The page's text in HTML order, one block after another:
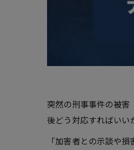
突然の刑事事件の被害
後どう対応すればいい
「加害者との示談や